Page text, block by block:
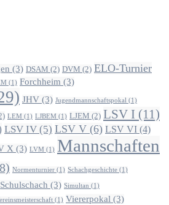
(3) DSAM (2) DVM (2) ELO-Turnier
(1) Forchheim (3)
JHV (3) Jugendmannschaftspokal (1)
LEM (1) LJBEM (1) LJEM (2) LSV I (11)
LSV IV (5) LSV V (6) LSV VI (4)
X (3) LVM (1) Mannschaften
Normenturnier (1) Schachgeschichte (1)
Schulschach (3) Simultan (1)
(1) Viererpokal (3)